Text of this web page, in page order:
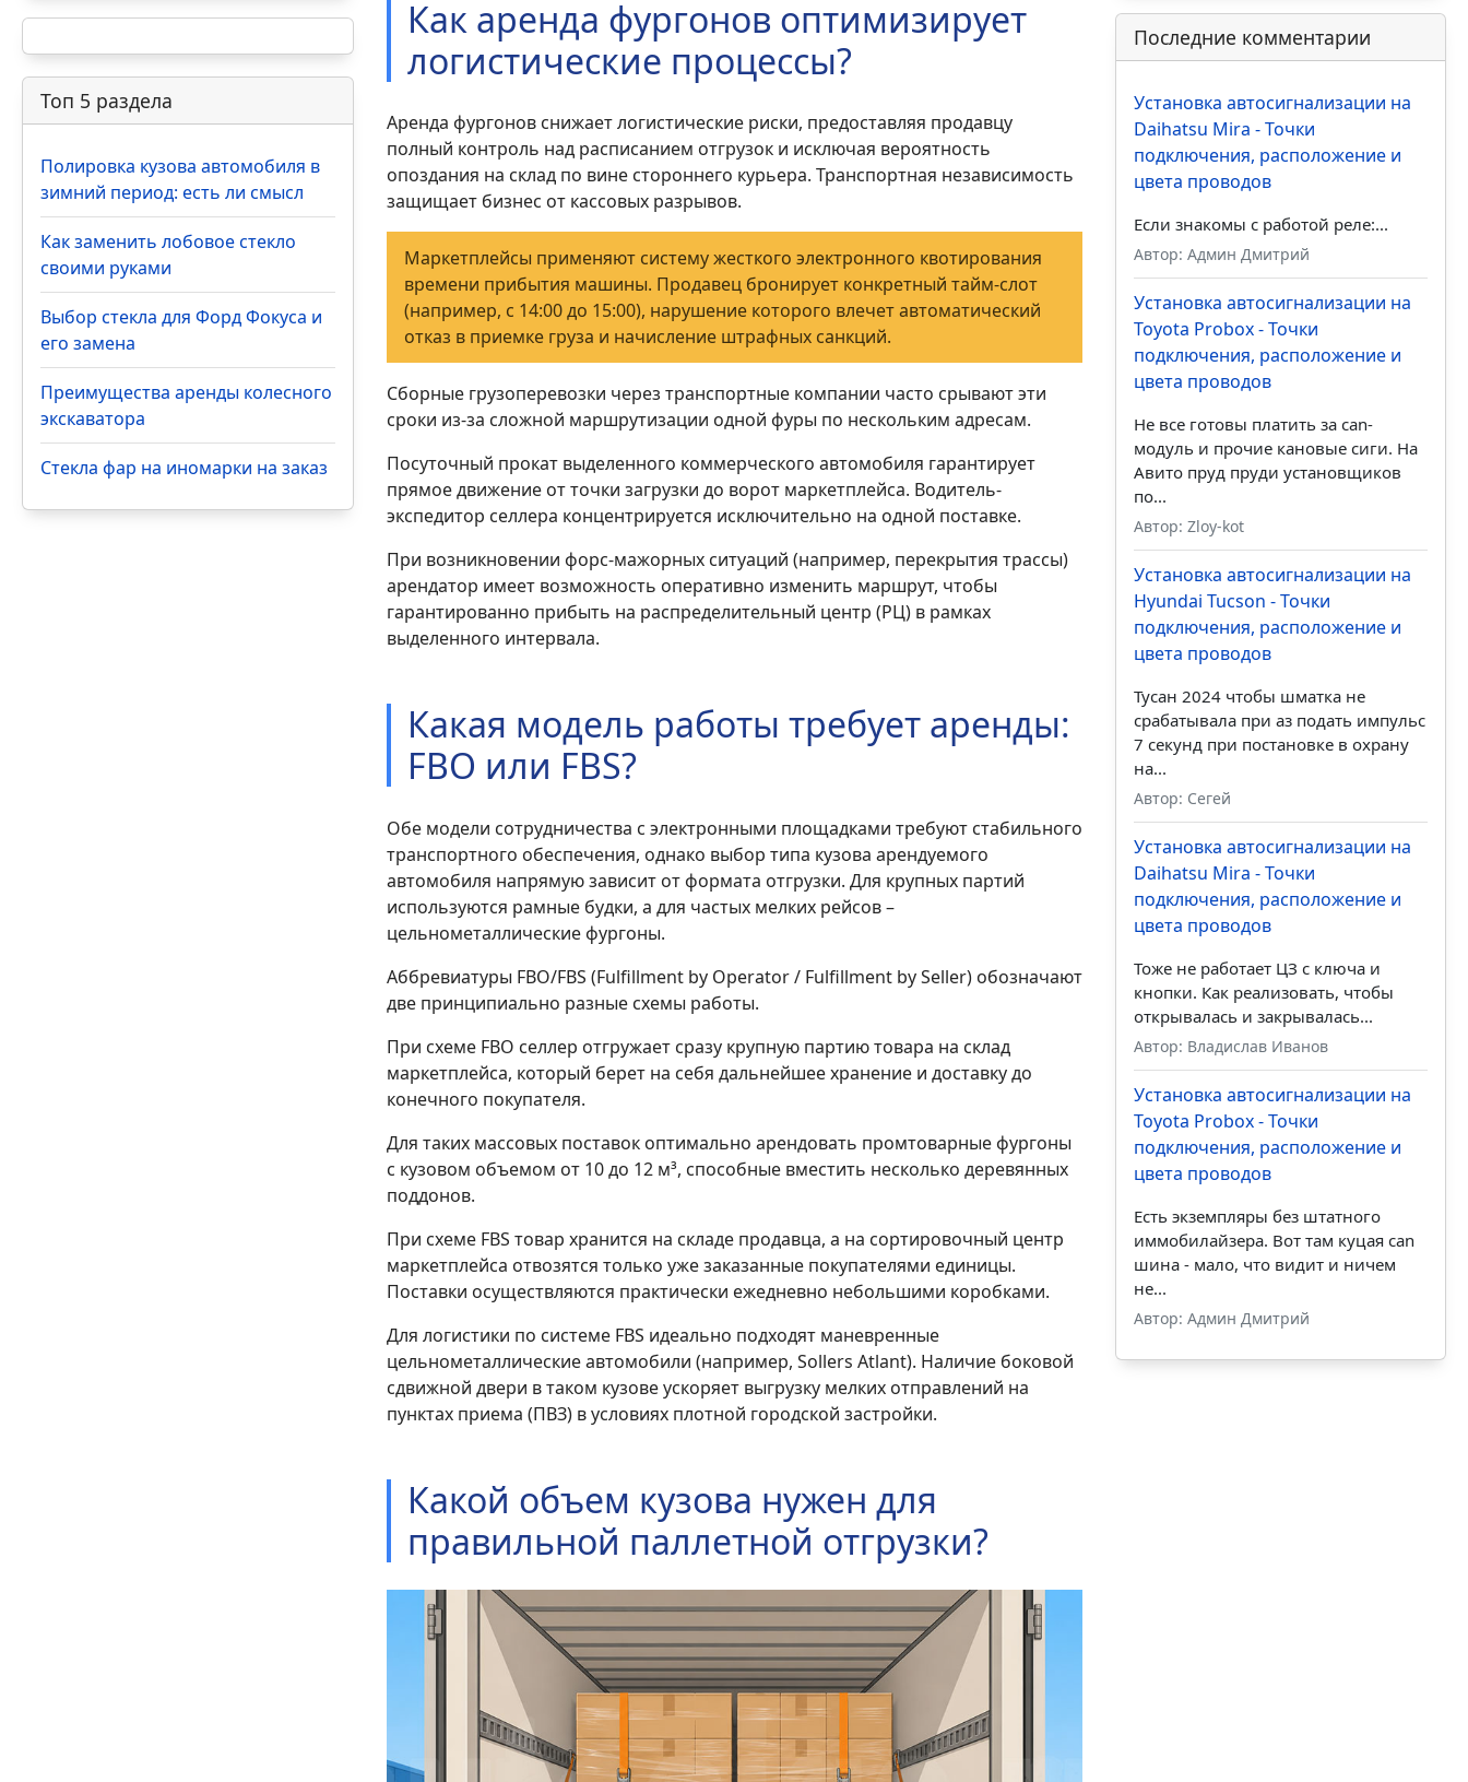
Топ 5 раздела
Полировка кузова автомобиля в
зимний период: есть ли смысл
Как заменить лобовое стекло
своими руками
Выбор стекла для Форд Фокуса и
его замена
Преимущества аренды колесного
экскаватора
Стекла фар на иномарки на заказ
Как аренда фургонов оптимизирует
логистические процессы?
Аренда фургонов снижает логистические риски, предоставляя продавцу
полный контроль над расписанием отгрузок и исключая вероятность
опоздания на склад по вине стороннего курьера. Транспортная независимость
защищает бизнес от кассовых разрывов.
Маркетплейсы применяют систему жесткого электронного квотирования
времени прибытия машины. Продавец бронирует конкретный тайм-слот
(например, с 14:00 до 15:00), нарушение которого влечет автоматический
отказ в приемке груза и начисление штрафных санкций.
Сборные грузоперевозки через транспортные компании часто срывают эти
сроки из-за сложной маршрутизации одной фуры по нескольким адресам.
Посуточный прокат выделенного коммерческого автомобиля гарантирует
прямое движение от точки загрузки до ворот маркетплейса. Водитель-
экспедитор селлера концентрируется исключительно на одной поставке.
При возникновении форс-мажорных ситуаций (например, перекрытия трассы)
арендатор имеет возможность оперативно изменить маршрут, чтобы
гарантированно прибыть на распределительный центр (РЦ) в рамках
выделенного интервала.
Какая модель работы требует аренды:
FBO или FBS?
Обе модели сотрудничества с электронными площадками требуют стабильного
транспортного обеспечения, однако выбор типа кузова арендуемого
автомобиля напрямую зависит от формата отгрузки. Для крупных партий
используются рамные будки, а для частых мелких рейсов –
цельнометаллические фургоны.
Аббревиатуры FBO/FBS (Fulfillment by Operator / Fulfillment by Seller) обозначают
две принципиально разные схемы работы.
При схеме FBO селлер отгружает сразу крупную партию товара на склад
маркетплейса, который берет на себя дальнейшее хранение и доставку до
конечного покупателя.
Для таких массовых поставок оптимально арендовать промтоварные фургоны
с кузовом объемом от 10 до 12 м³, способные вместить несколько деревянных
поддонов.
При схеме FBS товар хранится на складе продавца, а на сортировочный центр
маркетплейса отвозятся только уже заказанные покупателями единицы.
Поставки осуществляются практически ежедневно небольшими коробками.
Для логистики по системе FBS идеально подходят маневренные
цельнометаллические автомобили (например, Sollers Atlant). Наличие боковой
сдвижной двери в таком кузове ускоряет выгрузку мелких отправлений на
пунктах приема (ПВЗ) в условиях плотной городской застройки.
Какой объем кузова нужен для
правильной паллетной отгрузки?
Последние комментарии
Установка автосигнализации на
Daihatsu Mira - Точки
подключения, расположение и
цвета проводов
Если знакомы с работой реле:...
Автор: Админ Дмитрий
Установка автосигнализации на
Toyota Probox - Точки
подключения, расположение и
цвета проводов
Не все готовы платить за can-
модуль и прочие кановые сиги. На
Авито пруд пруди установщиков
по...
Автор: Zloy-kot
Установка автосигнализации на
Hyundai Tucson - Точки
подключения, расположение и
цвета проводов
Тусан 2024 чтобы шматка не
срабатывала при аз подать импульс
7 секунд при постановке в охрану
на...
Автор: Сегей
Установка автосигнализации на
Daihatsu Mira - Точки
подключения, расположение и
цвета проводов
Тоже не работает ЦЗ с ключа и
кнопки. Как реализовать, чтобы
открывалась и закрывалась...
Автор: Владислав Иванов
Установка автосигнализации на
Toyota Probox - Точки
подключения, расположение и
цвета проводов
Есть экземпляры без штатного
иммобилайзера. Вот там куцая can
шина - мало, что видит и ничем
не...
Автор: Админ Дмитрий